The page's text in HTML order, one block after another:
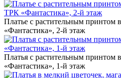
Платье с растительным
«Фантастика», 2-й этаж
Платья с растительным принтом
«Фантастика», 1-й этаж